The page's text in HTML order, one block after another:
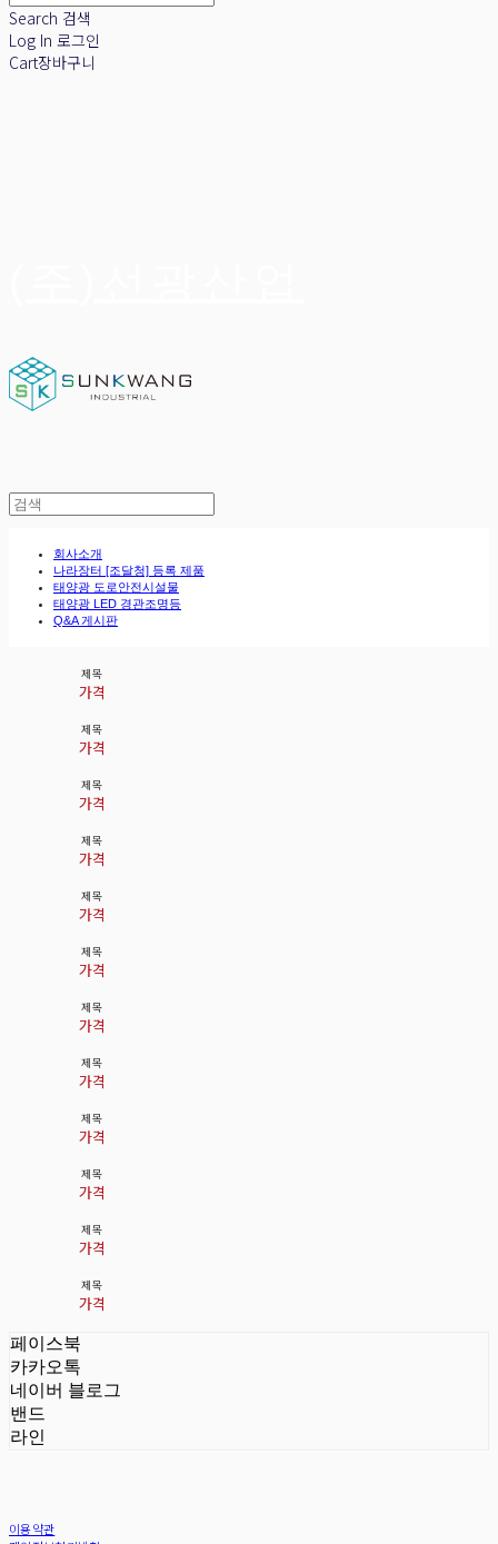
Search 검색
Log In 로그인
Cart장바구니
회사소개
나라장터 [조달청] 등록 제품
태양광 도로안전시설물
태양광 LED 경관조명등
Q&A 게시판
제목
가격
제목
가격
제목
가격
제목
가격
제목
가격
제목
가격
제목
가격
제목
가격
제목
가격
제목
가격
제목
가격
제목
가격
페이스북
카카오톡
네이버 블로그
밴드
라인
이용약관